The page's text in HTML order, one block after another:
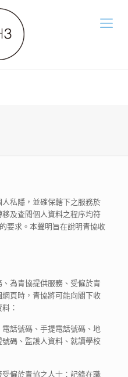
私隱，並確保轄下之服務於
及查閱個人資料之程序均符
要求。本聲明旨在說明青協收
為青協提供服務、受僱於青
頁時，青協將可能向閣下收
：
話號碼、手提電話號碼、地
碼、監護人資料、就讀學校
僱於青協之人士：記錄在職